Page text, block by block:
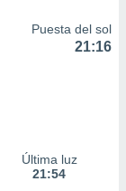
Puesta del sol
21:16
Última luz
21:54